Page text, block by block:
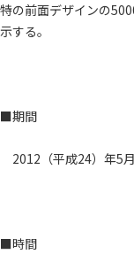
特の前面デザインの
示する。
■期間
2012（平成24）年5
■時間